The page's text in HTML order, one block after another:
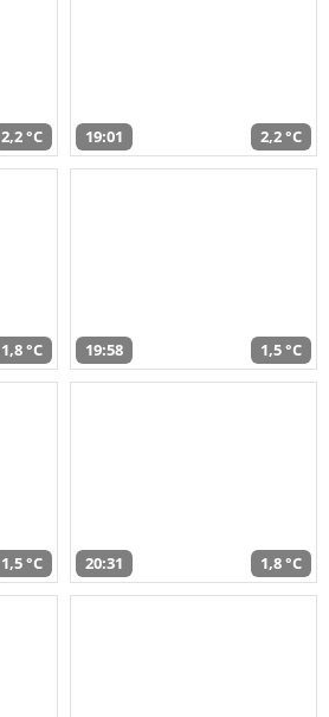
2,2 °C 19:01 2,2 °C
1,8 °C 19:58 1,5 °C
1,5 °C 20:31 1,8 °C